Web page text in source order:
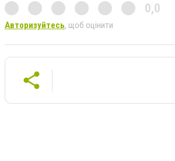
0,0
Авторизуйтесь, щоб оцінити